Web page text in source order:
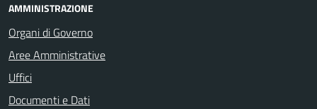
AMMINISTRAZIONE
Organi di Governo
Aree Amministrative
Uffici
Documenti e Dati